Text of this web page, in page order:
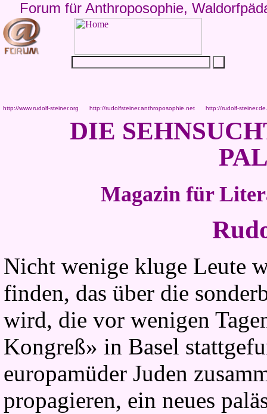
Forum für Anthroposophie,
http://www.rudolf-steiner.org http://rudolfsteiner.anthroposophie.net http://rudolf-
DIE
Magazin für
Nicht wenige kluge Leute
finden, das über die
wird, die vor wenigen
Kongreß» in Basel
europamüder Juden
propagieren, ein neues